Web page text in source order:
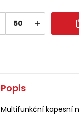
Popis
Multifunkční kapesní